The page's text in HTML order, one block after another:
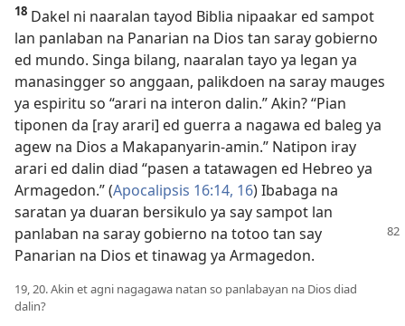
18 Dakel ni naaralan tayod Biblia nipaakar ed sampot
lan panlaban na Panarian na Dios tan saray gobierno
ed mundo. Singa bilang, naaralan tayo ya legan ya
manasingger so anggaan, palikdoen na saray mauges
ya espiritu so “arari na interon dalin.” Akin? “Pian
tiponen da [ray arari] ed guerra a nagawa ed baleg ya
agew na Dios a Makapanyarin-amin.” Natipon iray
arari ed dalin diad “pasen a tatawagen ed Hebreo ya
Armagedon.” (Apocalipsis 16:14, 16) Ibabaga na
saratan ya duaran bersikulo ya say sampot lan
panlaban na saray gobierno na totoo tan say
Panarian na Dios et tinawag ya Armagedon.
19, 20. Akin et agni nagagawa natan so panlabayan na Dios diad
dalin?